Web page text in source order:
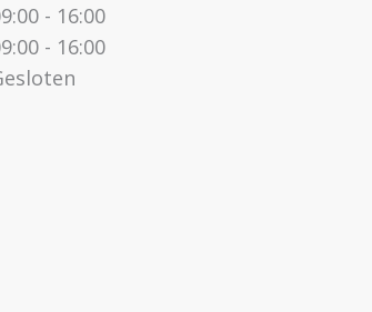
- 16:00
- 16:00